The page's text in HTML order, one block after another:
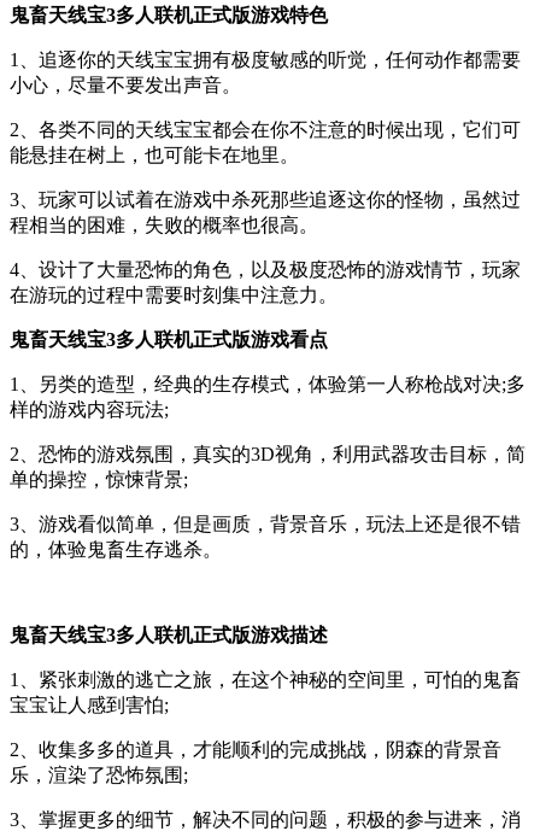
鬼畜天线宝3多人联机正式版游戏特色
1、追逐你的天线宝宝拥有极度敏感的听觉，任何动作都需要
小心，尽量不要发出声音。
2、各类不同的天线宝宝都会在你不注意的时候出现，它们可
能悬挂在树上，也可能卡在地里。
3、玩家可以试着在游戏中杀死那些追逐这你的怪物，虽然过
程相当的困难，失败的概率也很高。
4、设计了大量恐怖的角色，以及极度恐怖的游戏情节，玩家
在游玩的过程中需要时刻集中注意力。
鬼畜天线宝3多人联机正式版游戏看点
1、另类的造型，经典的生存模式，体验第一人称枪战对决;多
样的游戏内容玩法;
2、恐怖的游戏氛围，真实的3D视角，利用武器攻击目标，简
单的操控，惊悚背景;
3、游戏看似简单，但是画质，背景音乐，玩法上还是很不错
的，体验鬼畜生存逃杀。
鬼畜天线宝3多人联机正式版游戏描述
1、紧张刺激的逃亡之旅，在这个神秘的空间里，可怕的鬼畜
宝宝让人感到害怕;
2、收集多多的道具，才能顺利的完成挑战，阴森的背景音
乐，渲染了恐怖氛围;
3、掌握更多的细节，解决不同的问题，积极的参与进来，消